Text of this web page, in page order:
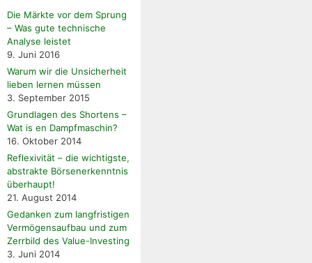
Die Märkte vor dem Sprung
– Was gute technische
Analyse leistet
9. Juni 2016
Warum wir die Unsicherheit
lieben lernen müssen
3. September 2015
Grundlagen des Shortens –
Wat is en Dampfmaschin?
16. Oktober 2014
Reflexivität – die wichtigste,
abstrakte Börsenerkenntnis
überhaupt!
21. August 2014
Gedanken zum langfristigen
Vermögensaufbau und zum
Zerrbild des Value-Investing
3. Juni 2014